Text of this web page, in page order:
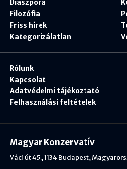
Diaszpóra
Filozófia
Friss hírek
Kategorizálatlan
Rólunk
Kapcsolat
Adatvédelmi tájékoztató
Felhasználási feltételek
Magyar Konzervatív
Váci út 45., 1134 Budapest,